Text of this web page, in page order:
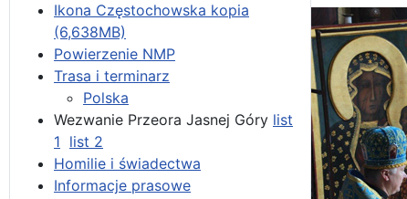
Ikona Częstochowska kopia
(6,638MB)
Powierzenie NMP
Trasa i terminarz
Polska
Wezwanie Przeora Jasnej Góry list
1 list 2
Homilie i świadectwa
Informacje prasowe